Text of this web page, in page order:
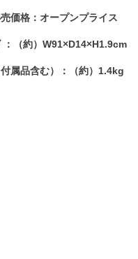
価格：オープンプライス
：（約）W91×D14×H1.9cm
属品含む）：（約）1.4kg